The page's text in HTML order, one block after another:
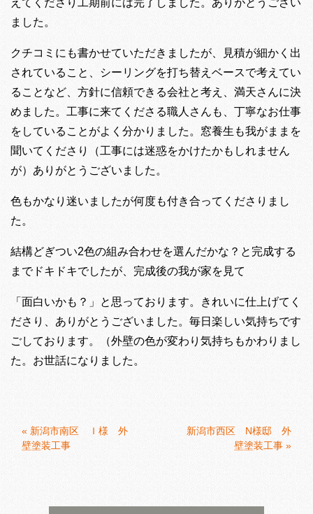
えてくださり工期前には完了しました。ありがとうござい
ました。
クチコミにも書かせていただきましたが、見積が細かく出
されていること、シーリングを打ち替えベースで考えてい
ることなど、方針に信頼できる会社と考え、満天さんに決
めました。工事に来てくださる職人さんも、丁寧なお仕事
をしていることがよく分かりました。窓養生も我がままを
聞いてくださり（工事には迷惑をかけたかもしれません
が）ありがとうございました。
色もかなり迷いましたが何度も付き合ってくださりまし
た。
結構どぎつい2色の組み合わせを選んだかな？と完成する
までドキドキでしたが、完成後の我が家を見て
「面白いかも？」と思っております。きれいに仕上げてく
ださり、ありがとうございました。毎日楽しい気持ちです
ごしております。（外壁の色が変わり気持ちもかわりまし
た。お世話になりました。
« 新潟市南区 Ｉ様 外
壁塗装工事
新潟市西区 N様邸 外
壁塗装工事 »